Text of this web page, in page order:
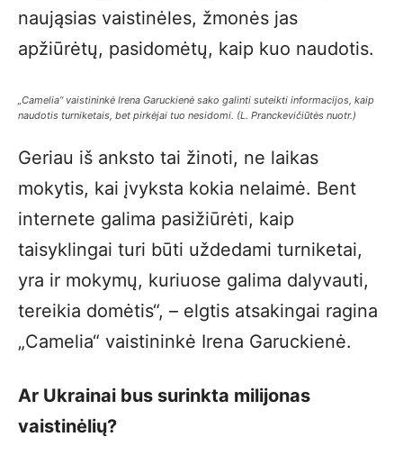
naująsias vaistinėles, žmonės jas
apžiūrėtų, pasidomėtų, kaip kuo naudotis.
„Camelia“ vaistininkė Irena Garuckienė sako galinti suteikti informacijos, kaip
naudotis turniketais, bet pirkėjai tuo nesidomi. (L. Pranckevičiūtės nuotr.)
Geriau iš anksto tai žinoti, ne laikas
mokytis, kai įvyksta kokia nelaimė. Bent
internete galima pasižiūrėti, kaip
taisyklingai turi būti uždedami turniketai,
yra ir mokymų, kuriuose galima dalyvauti,
tereikia domėtis“, – elgtis atsakingai ragina
„Camelia“ vaistininkė Irena Garuckienė.
Ar Ukrainai bus surinkta milijonas
vaistinėlių?